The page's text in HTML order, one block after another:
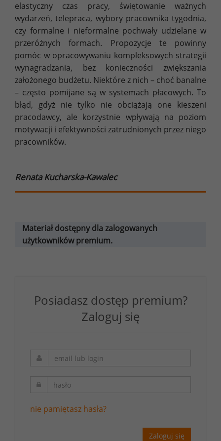
elastyczny czas pracy, świętowanie ważnych
wydarzeń, telepraca, wybory pracownika tygodnia,
czy formalne i nieformalne pochwały udzielane w
przeróżnych formach. Propozycje te powinny
pomóc w opracowywaniu kompleksowych strategii
wynagradzania, bez konieczności zwiększania
założonego budżetu. Niektóre z nich – choć banalne
– często pomijane są w systemach płacowych. To
błąd, gdyż nie tylko nie obciążają one kieszeni
pracodawcy, ale korzystnie wpływają na poziom
motywacji i efektywności zatrudnionych przez niego
pracowników.
Renata Kucharska-Kawalec
Materiał dostępny dla zalogowanych
użytkowników premium.
Posiadasz dostęp premium?
Zaloguj się
nie pamiętasz hasła?
Zaloguj się